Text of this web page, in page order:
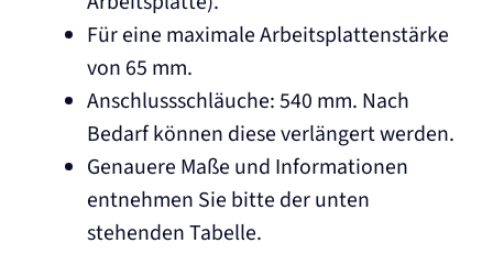
Für eine maximale Arbeitsplattenstärke
von 65 mm.
Anschlussschläuche: 540 mm. Nach
Bedarf können diese verlängert werden.
Genauere Maße und Informationen
entnehmen Sie bitte der unten
stehenden Tabelle.